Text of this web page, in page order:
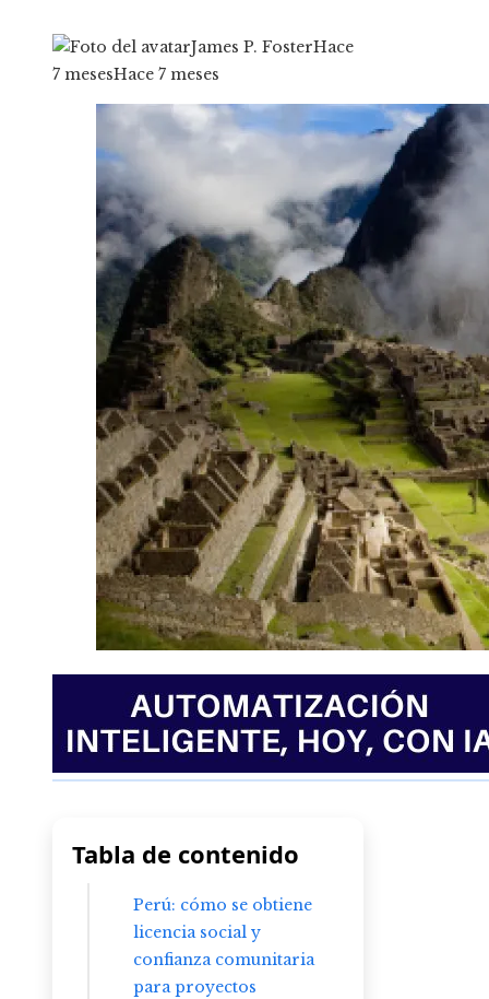
James P. FosterHace
7 mesesHace 7 meses
Tabla de contenido
Perú: cómo se obtiene
licencia social y
confianza comunitaria
para proyectos